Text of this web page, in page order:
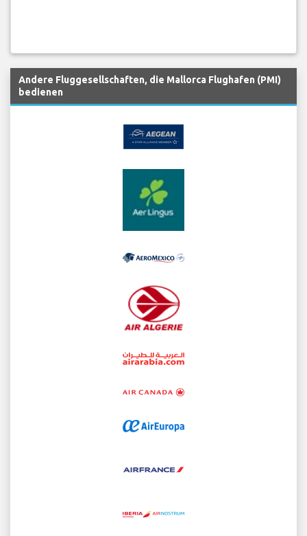
Andere Fluggesellschaften, die Mallorca Flughafen (PMI)
bedienen